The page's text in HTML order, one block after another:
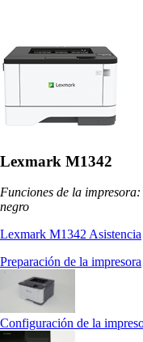
Lexmark M1342
Funciones de la
negro
Lexmark M1342 Asistencia
Preparación de la impresora
Configuración de la